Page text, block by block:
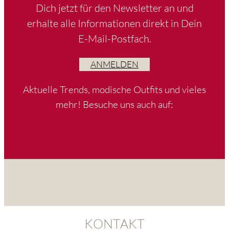
Dich jetzt für den Newsletter an und
erhalte alle Informationen direkt in Dein
E-Mail-Postfach.
ANMELDEN
Aktuelle Trends, modische Outfits und vieles
mehr! Besuche uns auch auf:
KONTAKT